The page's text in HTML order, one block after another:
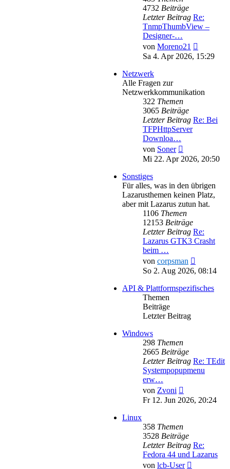
4732 Beiträge
Letzter Beitrag Re:
TnmpThumbView –
Designer-…
von Moreno21
Beitrag
Sa 4. Apr 2026, 15:29
Netzwerk
Alle Fragen zur
Netzwerkkommunikation
322 Themen
3065 Beiträge
Letzter Beitrag Re: Bei
TFPHttpServer
Downloa…
von Soner
Beitrag
Mi 22. Apr 2026, 20:50
Sonstiges
Für alles, was in den übrigen
Lazarusthemen keinen Platz,
aber mit Lazarus zutun hat.
1106 Themen
12153 Beiträge
Letzter Beitrag Re:
Lazarus GTK3 Crasht
beim …
von corpsman
Beitrag
So 2. Aug 2026, 08:14
API & Plattformspezifisches
Themen
Beiträge
Letzter Beitrag
Windows
298 Themen
2665 Beiträge
Letzter Beitrag Re: TEdit
Systempopupmenu
erw…
von Zvoni
Beitrag
Fr 12. Jun 2026, 20:24
Linux
358 Themen
3528 Beiträge
Letzter Beitrag Re:
Fedora 44 und Lazarus
von lcb-User